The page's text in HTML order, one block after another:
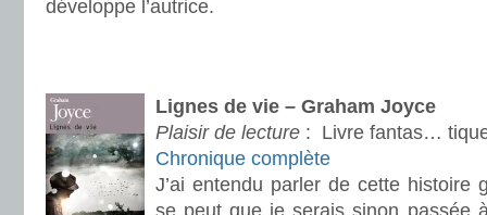
développe l’autrice.
Lignes de vie – Graham Joyce
Plaisir de lecture : Livre fantas…
Chronique complète
J’ai entendu parler de cette histoire
se peut que je serais sinon passée